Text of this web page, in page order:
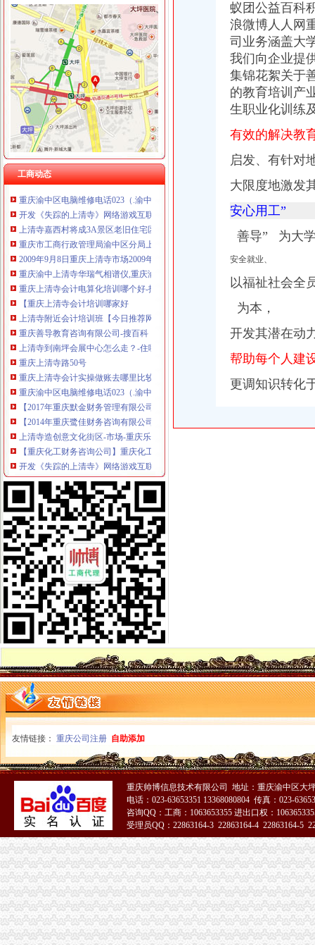
工商动态
上清寺财务公司
【渝城城市一卡通上清寺售卡冲值点】渝城城市一卡通上清寺售卡冲
风险投资网：开发《失踪的上清寺》网络游戏企业借风投年会融资
【重庆化工财务咨询公司】重庆化工财务咨询公司电话,重庆化工财务
上清寺造创意文化街区-市场-重庆乐居网
上清寺到南坪会展中心怎么走？-住哪网
重庆上清寺会计电算化培训哪个好-报名在线
财务__重庆正青禾财务咨询公司-必途企业库
重庆渝中区电脑维修电话023（.渝中区上清寺电脑维修-产品平台-环球
开发《失踪的上清寺》网络游戏互联网企业借风投年会_重庆海纳智
上清寺嘉西村将成3A景区老旧住宅区实行整体造-市场-重庆乐居网
重庆市工商行政管理局渝中区分局上清寺工商所接待室装修工程采购项
2009年9月8日重庆上清寺市场2009年第八届应往届大中专毕业生双选
重庆渝中上清寺华瑞气相谱仪,重庆渝中上清寺华瑞气相谱仪价
重庆上清寺会计电算化培训哪个好-报名在线
【重庆上清寺会计培训哪家好
上清寺附近会计培训班【今日推荐网-重庆职业培训】
重庆善导教育咨询有限公司-搜百科
上清寺到南坪会展中心怎么走？-住哪网
重庆上清寺路50号
重庆上清寺会计实操做账去哪里比较好_会计实操
重庆渝中区电脑维修电话023（.渝中区上清寺电脑维修-产品平台-环球
【2017年重庆默金财务管理有限公司新招聘信息_电话_地址】-赶集网
【2014年重庆鹭佳财务咨询有限公司新招聘信息_电话_地址】-赶集网
上清寺造创意文化街区-市场-重庆乐居网
【重庆化工财务咨询公司】重庆化工财务咨询公司电话,重庆化工财务
开发《失踪的上清寺》网络游戏互联网企业借风投年会_重庆海纳智
上清寺嘉西村将成3A景区老旧住宅区实行整体造-市场-重庆乐居网
【渝城城市一卡通上清寺售卡冲值点】渝城城市一卡通上清寺售卡冲
风险投资网：开发《失踪的上清寺》网络游戏企业借风投年会融资
【财务副经理_财务副经理招聘_重庆新大正物业集团股份有限公司】-
重庆渝中区上清寺街道中山四路居委会-阿土伯企业名录
【上清寺申请书刊号】-今题上清寺申请书刊号网
【财务副经理、或主办会计、或会计】重庆鑫乾坤实业有限公司招聘财
财务__重庆正青禾财务咨询公司-必途企业库
明业投资（在线咨询）|上清寺股指期货配资_重庆明业投资顾问有限
上清寺财务公司
【渝城城市一卡通上清寺售卡冲值点】渝城城市一卡通上清寺售卡冲
风险投资网：开发《失踪的上清寺》网络游戏企业借风投年会融资
【重庆化工财务咨询公司】重庆化工财务咨询公司电话,重庆化工财务
上清寺造创意文化街区-市场-重庆乐居网
上清寺到南坪会展中心怎么走？-住哪网
重庆上清寺会计电算化培训哪个好-报名在线
财务__重庆正青禾财务咨询公司-必途企业库
重庆渝中区电脑维修电话023（.渝中区上清寺电脑维修-产品平台-环球
开发《失踪的上清寺》网络游戏互联网企业借风投年会_重庆海纳智
上清寺嘉西村将成3A景区老旧住宅区实行整体造-市场-重庆乐居网
重庆市工商行政管理局渝中区分局上清寺工商所接待室装修工程采购项
2009年9月8日重庆上清寺市场2009年第八届应往届大中专毕业生双选
重庆渝中上清寺华瑞气相谱仪,重庆渝中上清寺华瑞气相谱仪价
重庆上清寺会计电算化培训哪个好-报名在线
【重庆上清寺会计培训哪家好
上清寺附近会计培训班【今日推荐网-重庆职业培训】
重庆善导教育咨询有限公司-搜百科
上清寺到南坪会展中心怎么走？-住哪网
重庆上清寺路50号
重庆上清寺会计实操做账去哪里比较好_会计实操
重庆渝中区电脑维修电话023（.渝中区上清寺电脑维修-产品平台-环球
【2017年重庆默金财务管理有限公司新招聘信息_电话_地址】-赶集网
蚁团公益百科
浪微博人人网
司业务涵盖大
我们向企业提
集锦花絮关于
的教育培训产
生职业化训练
有效的解决教
启发、有针对
大限度地激发
安心用工”
善导”
为大
安全就业、
以福祉社会全
为本，
开发其潜在动
帮助每个人建
更调知识转化
友情链接： 重庆公司注册 自助添加
重庆帅博信息技术有限公司 地址：重庆渝中区大
电话：023-63653351 13368080804 传真：023-
咨询QQ：工商：1063653355 进出口权：
受理员QQ：22863164-3 22863164-4 22863164-5
51La